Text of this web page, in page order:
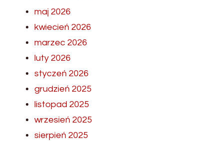
maj 2026
kwiecień 2026
marzec 2026
luty 2026
styczeń 2026
grudzień 2025
listopad 2025
wrzesień 2025
sierpień 2025